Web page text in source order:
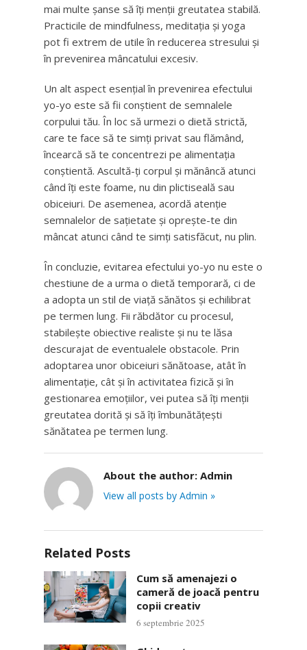
mai multe șanse să îți menții greutatea stabilă.
Practicile de mindfulness, meditația și yoga
pot fi extrem de utile în reducerea stresului și
în prevenirea mâncatului excesiv.
Un alt aspect esențial în prevenirea efectului
yo-yo este să fii conștient de semnalele
corpului tău. În loc să urmezi o dietă strictă,
care te face să te simți privat sau flămând,
încearcă să te concentrezi pe alimentația
conștientă. Ascultă-ți corpul și mănâncă atunci
când îți este foame, nu din plictiseală sau
obiceiuri. De asemenea, acordă atenție
semnalelor de sațietate și oprește-te din
mâncat atunci când te simți satisfăcut, nu plin.
În concluzie, evitarea efectului yo-yo nu este o
chestiune de a urma o dietă temporară, ci de
a adopta un stil de viață sănătos și echilibrat
pe termen lung. Fii răbdător cu procesul,
stabilește obiective realiste și nu te lăsa
descurajat de eventualele obstacole. Prin
adoptarea unor obiceiuri sănătoase, atât în
alimentație, cât și în activitatea fizică și în
gestionarea emoțiilor, vei putea să îți menții
greutatea dorită și să îți îmbunătățești
sănătatea pe termen lung.
About the author: Admin
View all posts by Admin »
Related Posts
Cum să amenajezi o
cameră de joacă pentru
copii creativ
6 septembrie 2025